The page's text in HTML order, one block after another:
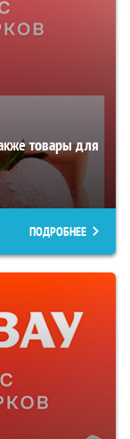
товары для
ПОДРОБНЕЕ